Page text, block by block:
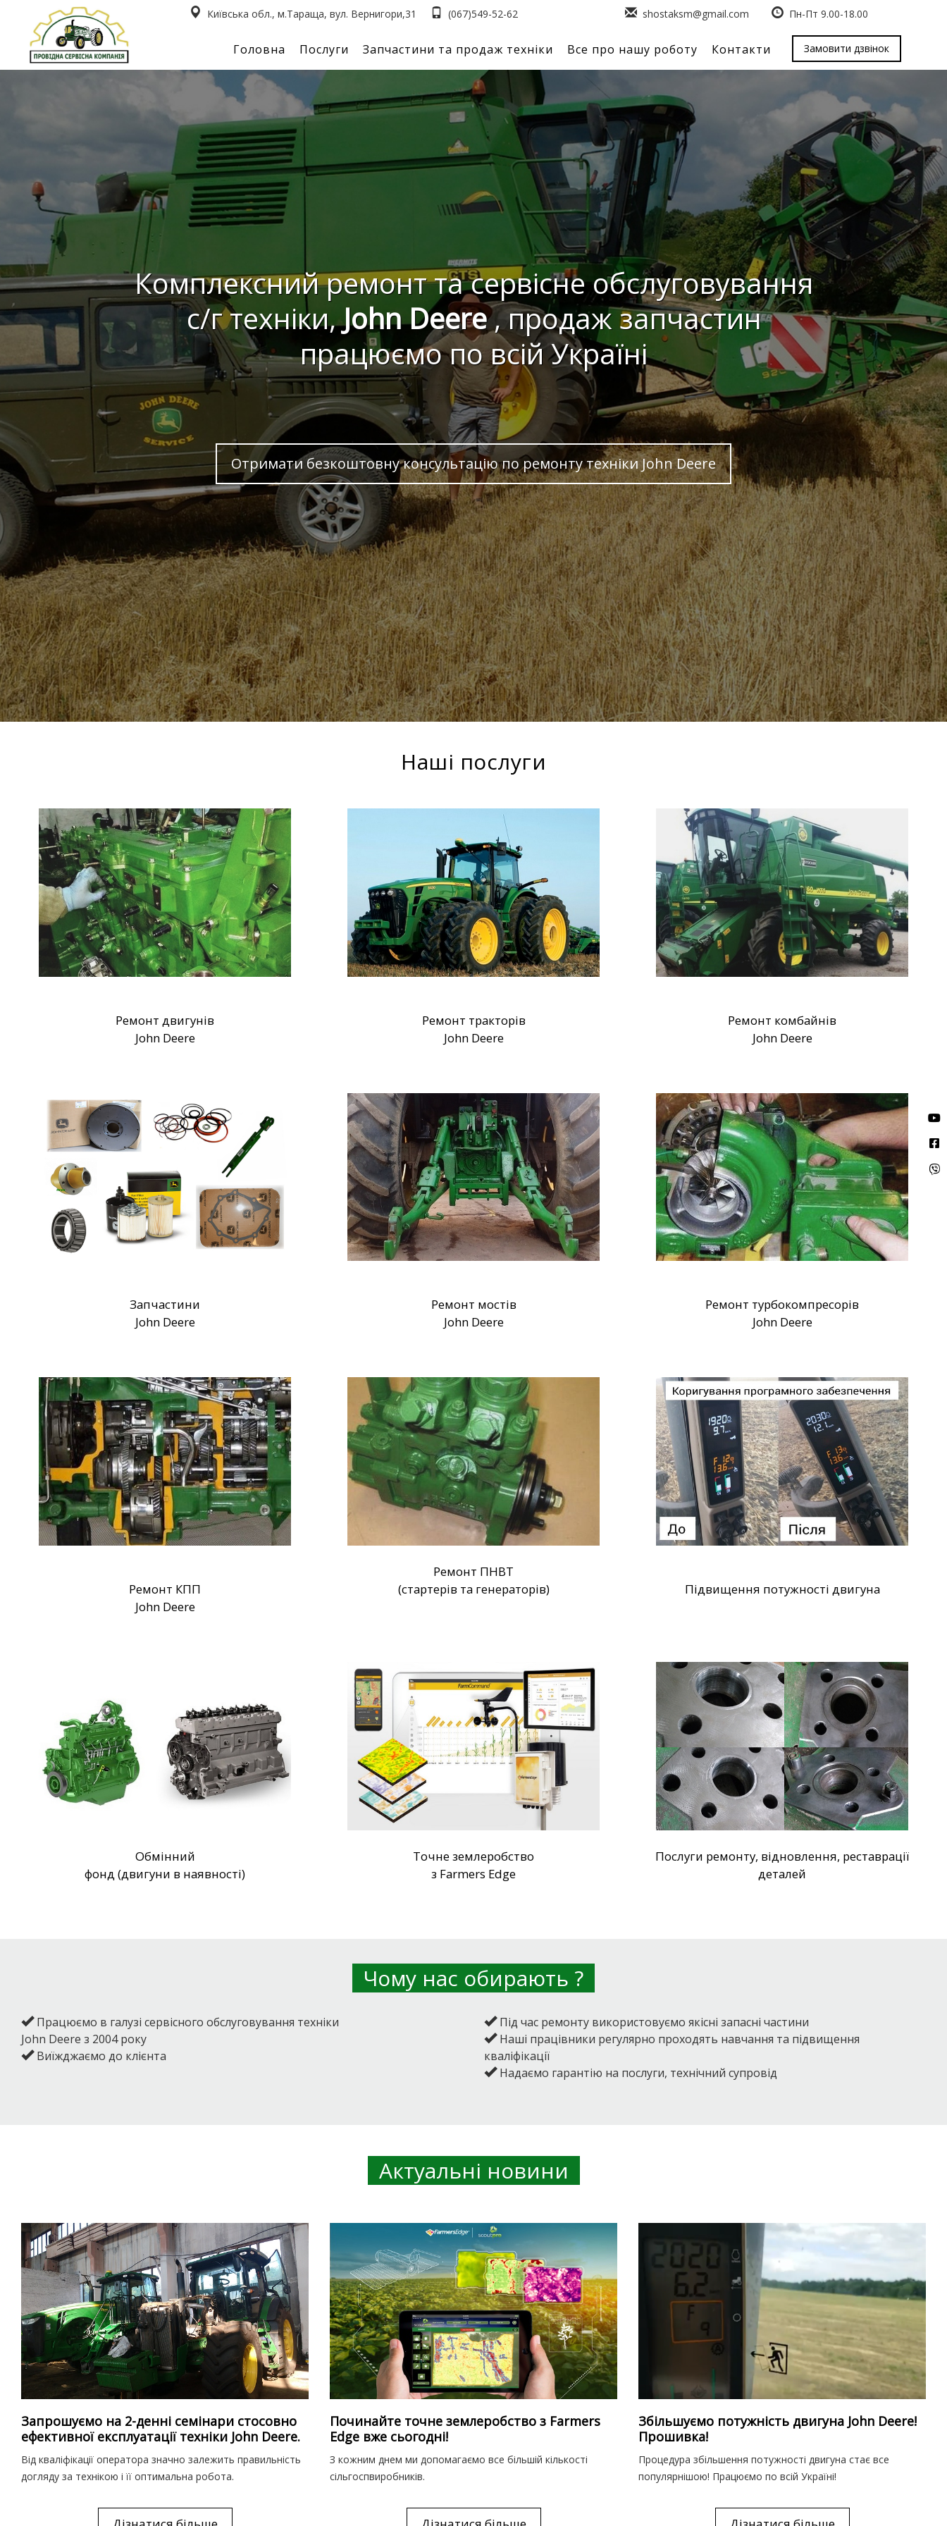
Київська обл., м.Тараща, вул. Вернигори,31 (067)549-52-62 shostaksm@gmail.com Пн-Пт 9.00-18.00
Головна Послуги Запчастини та продаж техніки Все про нашу роботу Контакти Замовити дзвінок
Комплексний ремонт та сервісне обслуговування
с/г техніки,John Deere, продаж запчастин
працюємо по всій Україні
Отримати безкоштовну консультацію по ремонту техніки John Deere
Наші послуги
Ремонт двигунів
John Deere
Ремонт тракторів
John Deere
Ремонт комбайнів
John Deere
Запчастини
John Deere
Ремонт мостів
John Deere
Ремонт турбокомпресорів
John Deere
Ремонт КПП
John Deere
Ремонт ПНВТ
(стартерів та генераторів)
Підвищення потужності двигуна
Обмінний
фонд (двигуни в наявності)
Точне землеробство
з Farmers Edge
Послуги ремонту, відновлення, реставрації
деталей
Чому нас обирають ?
Працюємо в галузі сервісного обслуговування техніки
John Deere з 2004 року
Виїжджаємо до клієнта
Під час ремонту використовуємо якісні запасні частини
Наші працівники регулярно проходять навчання та підвищення
кваліфікації
Надаємо гарантію на послуги, технічний супровід
Актуальні новини
Запрошуємо на 2-денні семінари стосовно
ефективної експлуатації техніки John Deere.
Від кваліфікації оператора значно залежить правильність
догляду за технікою і її оптимальна робота.
Починайте точне землеробство з Farmers
Edge вже сьогодні!
З кожним днем ми допомагаємо все більшій кількості
сільгоспвиробників.
Збільшуємо потужність двигуна John Deere!
Прошивка!
Процедура збільшення потужності двигуна стає все
популярнішою! Працюємо по всій Україні!